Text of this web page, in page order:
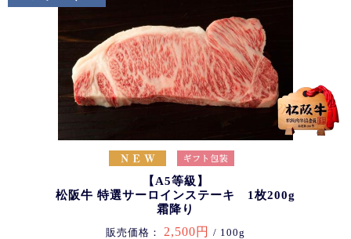
【A5等級】
松阪牛 特選サーロインステーキ 1枚200g
霜降り
販売価格： 2,500円 / 100g